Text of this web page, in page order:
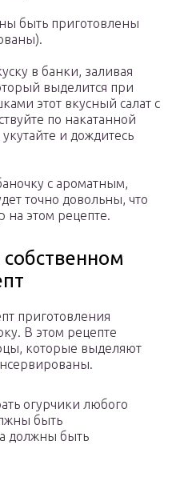
быть приготовлены
в банки, заливая
выделится при
этот вкусный салат с
по накатанной
и дождитесь
с ароматным,
точно довольны, что
на этом рецепте.
приготовления
В этом рецепте
которые выделяют
огурчики любого
быть
должны быть